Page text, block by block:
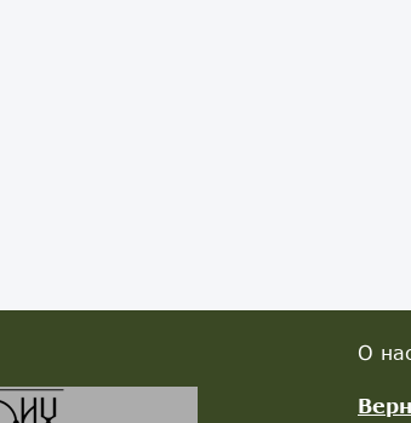
О